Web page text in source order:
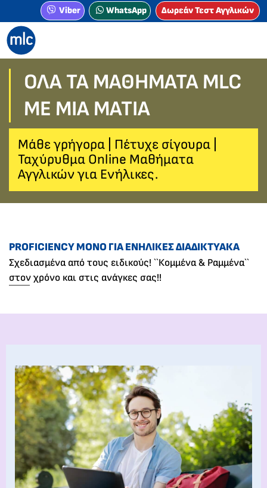
Viber WhatsApp Δωρεάν Τεστ Αγγλικών
ΟΛΑ ΤΑ ΜΑΘΗΜΑΤΑ MLC
ΜΕ ΜΙΑ ΜΑΤΙΆ
Μάθε γρήγορα | Πέτυχε σίγουρα |
Ταχύρυθμα Οnline Μαθήματα
Αγγλικών για Ενήλικες.
PROFICIENCY ΜΌΝΟ ΓΙΑ ΕΝΉΛΙΚΕΣ ΔΙΑΔΙΚΤΥΑΚΆ
Σχεδιασμένα από τους ειδικούς! ``Κομμένα & Ραμμένα``
στον χρόνο και στις ανάγκες σας!!